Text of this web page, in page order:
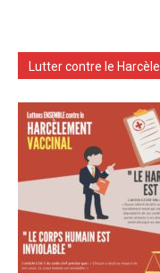
Lutter contre le